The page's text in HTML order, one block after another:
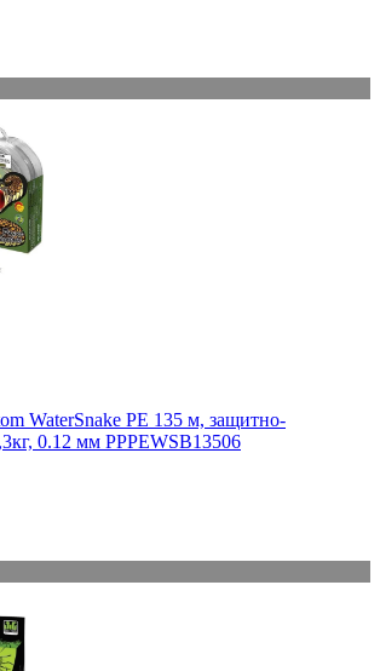
WaterSnake PE 135 м, защитно-
0.12 мм PPPEWSB13506